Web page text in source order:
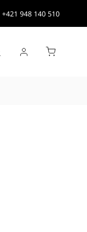
+421 948 140 510